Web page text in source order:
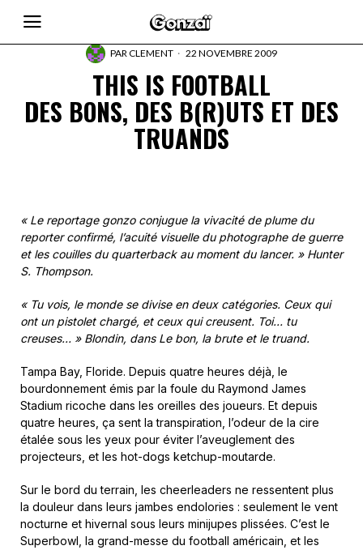
PARCLEMENT 22 NOVEMBRE 2009
THIS IS FOOTBALL
DES BONS, DES B(R)UTS ET DES
TRUANDS
« Le reportage gonzo conjugue la vivacité de plume du
reporter confirmé, l’acuité visuelle du photographe de guerre
et les couilles du quarterback au moment du lancer. » Hunter
S. Thompson.
« Tu vois, le monde se divise en deux catégories. Ceux qui
ont un pistolet chargé, et ceux qui creusent. Toi… tu
creuses… » Blondin, dans Le bon, la brute et le truand.
Tampa Bay, Floride. Depuis quatre heures déjà, le
bourdonnement émis par la foule du Raymond James
Stadium ricoche dans les oreilles des joueurs. Et depuis
quatre heures, ça sent la transpiration, l’odeur de la cire
étalée sous les yeux pour éviter l’aveuglement des
projecteurs, et les hot-dogs ketchup-moutarde.
Sur le bord du terrain, les cheerleaders ne ressentent plus
la douleur dans leurs jambes endolories : seulement le vent
nocturne et hivernal sous leurs minijupes plissées. C’est le
Superbowl, la grand-messe du football américain, et les